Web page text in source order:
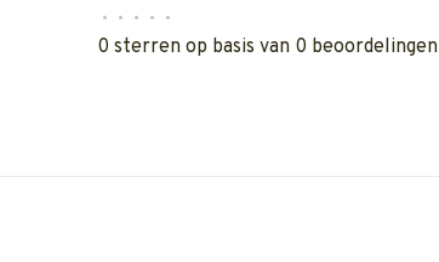
• • • • •
0 sterren op basis van 0 beoordelingen